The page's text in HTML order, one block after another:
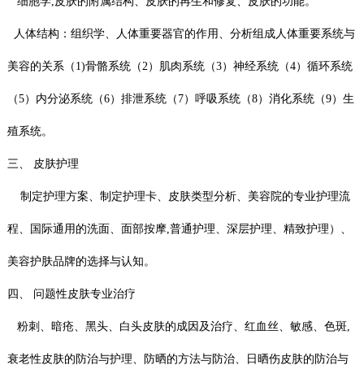
人体结构：组织学、人体重要器官的作用、分析组成人体重要系统与
美容的关系（1)骨骼系统（2）肌肉系统（3）神经系统（4）循环系统
（5）内分泌系统（6）排泄系统（7）呼吸系统（8）消化系统（9）生
殖系统。
三、 皮肤护理
制定护理方案、制定护理卡、皮肤类型分析、美容院的专业护理流
程、国际通用的洗面、面部按摩,普通护理、深层护理、精致护理）、
美容护肤品牌的选择与认知。
四、 问题性皮肤专业治疗
粉刺、暗疮、黑头、白头皮肤的成因及治疗、红血丝、敏感、色斑,
衰老性皮肤的防治与护理、防晒的方法与防治、日晒伤皮肤的防治与